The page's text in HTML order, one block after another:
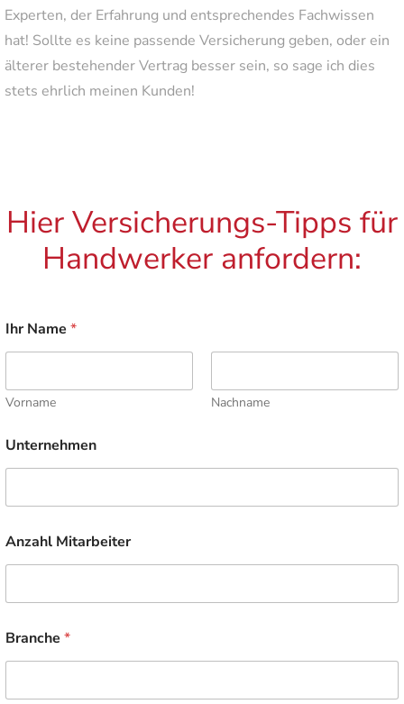
Experten, der Erfahrung und entsprechendes Fachwissen
hat! Sollte es keine passende Versicherung geben, oder ein
älterer bestehender Vertrag besser sein, so sage ich dies
stets ehrlich meinen Kunden!
Hier Versicherungs-Tipps für
Handwerker anfordern:
Ihr Name *
Vorname Nachname
Unternehmen
Anzahl Mitarbeiter
h
r
M
Branche *